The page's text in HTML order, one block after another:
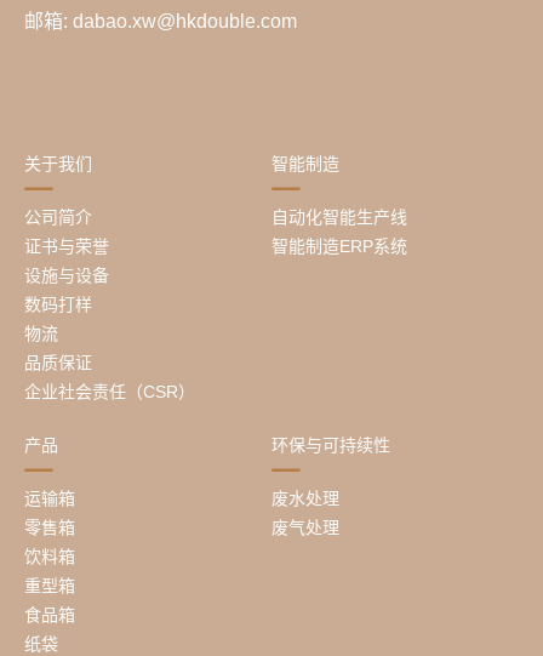
邮箱: dabao.xw@hkdouble.com
关于我们
公司简介
证书与荣誉
设施与设备
数码打样
物流
品质保证
企业社会责任（CSR）
智能制造
自动化智能生产线
智能制造ERP系统
产品
运输箱
零售箱
饮料箱
重型箱
食品箱
纸袋
环保与可持续性
废水处理
废气处理